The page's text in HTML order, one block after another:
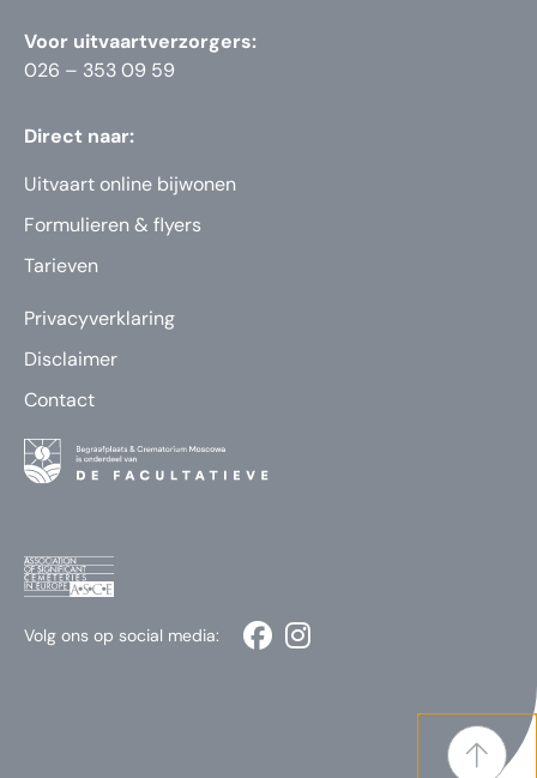
Voor uitvaartverzorgers:
026 – 353 09 59
Direct naar:
Uitvaart online bijwonen
Formulieren & flyers
Tarieven
Privacyverklaring
Disclaimer
Contact
Volg ons op social media: